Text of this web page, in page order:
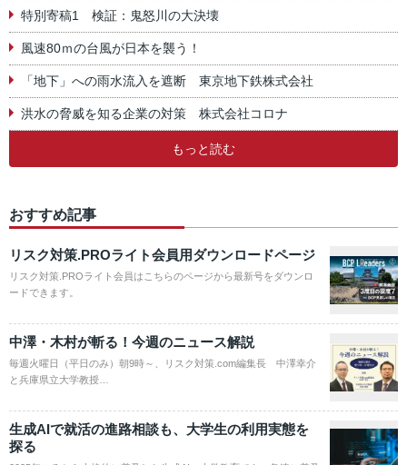
特別寄稿1 検証：鬼怒川の大決壊
風速80ｍの台風が日本を襲う！
「地下」への雨水流入を遮断 東京地下鉄株式会社
洪水の脅威を知る企業の対策 株式会社コロナ
もっと読む
おすすめ記事
リスク対策.PROライト会員用ダウンロードページ
リスク対策.PROライト会員はこちらのページから最新号をダウンロ
ードできます。
中澤・木村が斬る！今週のニュース解説
毎週火曜日（平日のみ）朝9時～、リスク対策.com編集長 中澤幸介
と兵庫県立大学教授…
生成AIで就活の進路相談も、大学生の利用実態を
探る